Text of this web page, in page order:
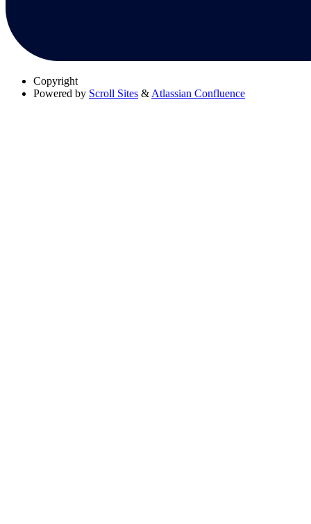
Copyright
Powered by Scroll Sites & Atlassian Confluence